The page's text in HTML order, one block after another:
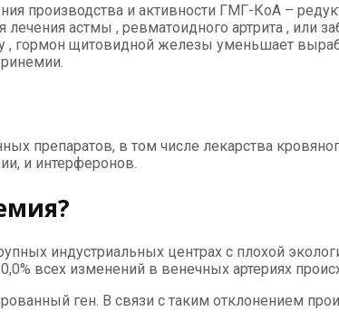
производства и активности ГМГ-КоА –
астмы , ревматоидного артрита , или
гормон щитовидной железы уменьшает
в том числе лекарства
и интерферонов.
индустриальных центрах с плохой
всех изменений в венечных артериях
ген. В связи с таким отклонением